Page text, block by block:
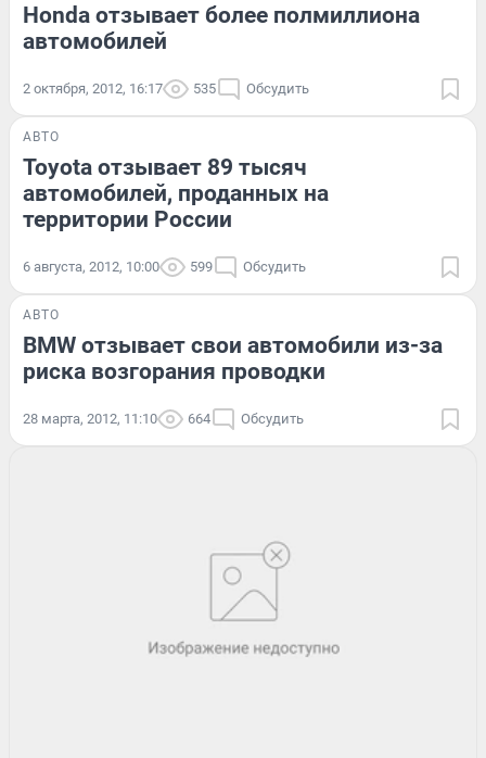
Honda отзывает более полмиллиона
автомобилей
2 октября, 2012, 16:17 535 Обсудить
АВТО
Toyota отзывает 89 тысяч
автомобилей, проданных на
территории России
6 августа, 2012, 10:00 599 Обсудить
АВТО
BMW отзывает свои автомобили из-за
риска возгорания проводки
28 марта, 2012, 11:10 664 Обсудить